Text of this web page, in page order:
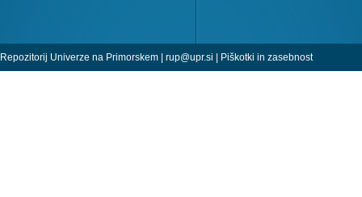
Repozitorij Univerze na Primorskem | rup@upr.si | Piškotki in zasebnost